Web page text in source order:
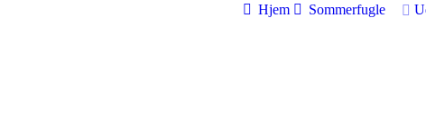
Hjem Sommerfugle